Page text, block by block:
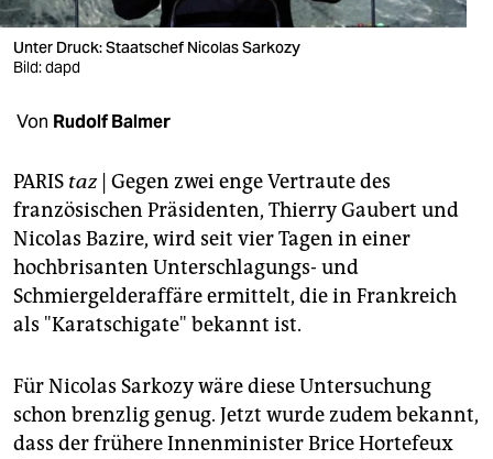
verlag
verlag
veranstaltungen
fragen & hilfe
unterstützen
abo
genossenschaft
epaper login
Unter Druck: Staatschef Nicolas Sarkozy
Bild: dapd
Von Rudolf Balmer
PARIS taz| Gegen zwei enge Vertraute des
französischen Präsidenten, Thierry Gaubert und
Nicolas Bazire, wird seit vier Tagen in einer
hochbrisanten Unterschlagungs- und
Schmiergelderaffäre ermittelt, die in Frankreich
als "Karatschigate" bekannt ist.
Für Nicolas Sarkozy wäre diese Untersuchung
schon brenzlig genug. Jetzt wurde zudem bekannt,
dass der frühere Innenminister Brice Hortefeux